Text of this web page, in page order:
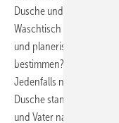
Dusche und Waschtisch.
Waschtisch und WC.
und planerisch durch
bestimmen? Werden
Jedenfalls nicht nach
Dusche stand während
und Vater nach seinem